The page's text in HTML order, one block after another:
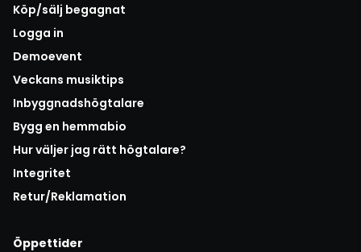
Köp/sälj begagnat
Logga in
Demoevent
Veckans musiktips
Inbyggnadshögtalare
Bygg en hemmabio
Hur väljer jag rätt högtalare?
Integritet
Retur/Reklamation
Öppettider